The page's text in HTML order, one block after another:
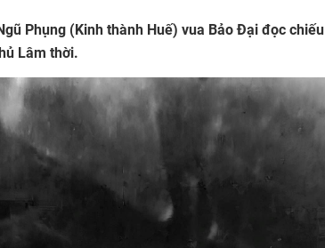
Phụng (Kinh thành Huế) vua Bảo Đại đọc chiếu
Lâm thời.